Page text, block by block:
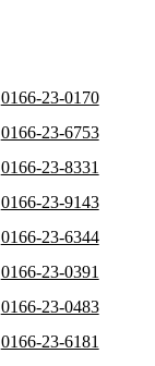
0166-23-0170
0166-23-6753
0166-23-8331
0166-23-9143
0166-23-6344
0166-23-0391
0166-23-0483
0166-23-6181